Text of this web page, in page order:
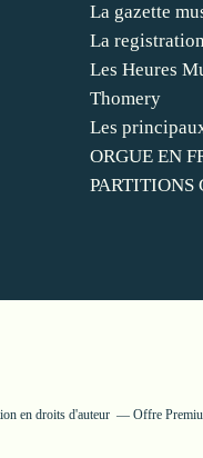
La gazette
La registration
Les Heures
Thomery
Les
ORGUE EN
PARTITIONS
en droits d'auteur Offre